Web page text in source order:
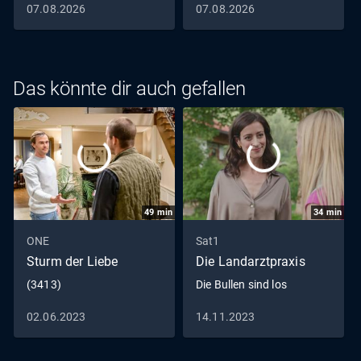
07.08.2026 07.08.2026
Das könnte dir auch gefallen
49 min
ONE
Sturm der Liebe
(3413)
02.06.2023
34 min
Sat1
Die Landarztpraxis
Die Bullen sind los
14.11.2023